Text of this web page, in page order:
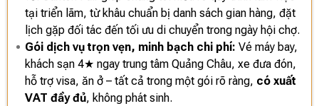
tại triển lãm, từ khâu chuẩn bị danh sách gian hàng, đặt
lịch gặp đối tác đến tối ưu di chuyển trong ngày hội chợ.
Gói dịch vụ trọn vẹn, minh bạch chi phí: Vé máy bay,
khách sạn 4★ ngay trung tâm Quảng Châu, xe đưa đón,
hỗ trợ visa, ăn ở – tất cả trong một gói rõ ràng, có xuất
VAT đầy đủ, không phát sinh.